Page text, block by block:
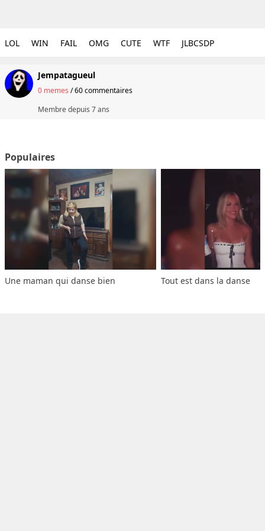
LOL WIN FAIL OMG CUTE WTF JLBCSDP
Jempatagueul
0 memes /60 commentaires
Membre depuis 7 ans
Populaires
Une maman qui danse bien Tout est dans la danse